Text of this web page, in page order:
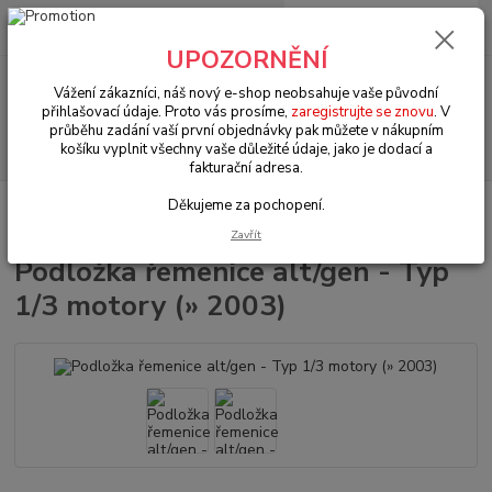
Menu
Hledat
+420 602 330 329
0 Kč
VW Buggy/Baja/Trike
Elektro díly (Other electrical parts)
Podložka řemenice alt/gen - Typ
1/3 motory (» 2003)
UPOZORNĚNÍ
Vážení zákazníci, náš nový e-shop neobsahuje vaše původní
přihlašovací údaje. Proto vás prosíme, zaregistrujte se znovu. V
průběhu zadání vaší první objednávky pak můžete v nákupním
košíku vyplnit všechny vaše důležité údaje, jako je dodací a
fakturační adresa.
Děkujeme za pochopení.
Zavřít